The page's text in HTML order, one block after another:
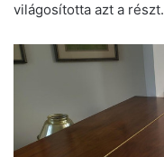
világosította azt a részt.